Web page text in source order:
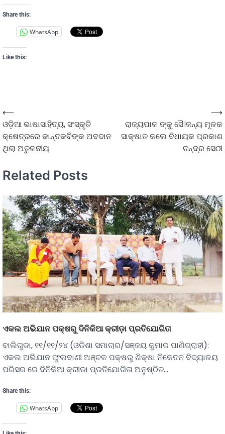
Share this:
WhatsApp
Like this:
⟵
ଓଡ଼ିଆ ଭାଷାସାହିତ୍ୟ, ସଂସ୍କୃତି
କ୍ଷେତ୍ରରେ କାନ୍ତକବିଙ୍କ ଅବଦାନ
ଥିଲା ଅତୁଳନୀୟ
ରାଜ୍ୟପାଳ ଙ୍କୁ ସୈ।ଜନ୍ୟ ମୂଳକ
ସାକ୍ଷାତ କଲେ ବିଧାୟକ ପ୍ରକାଶ
ଚନ୍ଦ୍ର ସେଠୀ
⟶
Related Posts
ଏକଲ ଅଭିଯାନ ପକ୍ଷରୁ ଦିନିକିଆ କ୍ରୀଡ଼ା ପ୍ରତିଯୋଗିତା
ବାଲିଗୁଡା, ୧୧/୧୧/୨୪ (ଓଡିଶା ସମାଚାର/ସଞ୍ଜୟ କୁମାର ପାଣିଗ୍ରାହୀ):
ଏକଲ ଅଭିଯାନ ଫୁଲବାଣୀ ଅଞ୍ଚଳ ପକ୍ଷରୁ ଶିକ୍ଷା ନିକେତନ ବିଦ୍ୟାଳୟ
ପରିସର ରେ ଦିନିକିଆ କ୍ରୀଡା ପ୍ରତିଯୋଗିତା ଅନୁଷ୍ଠିତ…
Share this:
WhatsApp